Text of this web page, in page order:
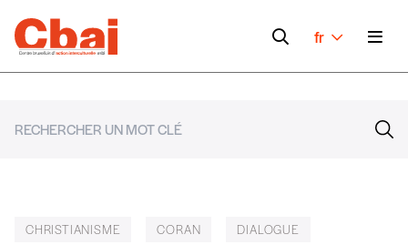
fr
CHRISTIANISME CORAN DIALOGUE